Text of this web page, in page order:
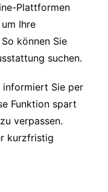
Plattformen
Ihre
können Sie
suchen.
informiert Sie per
Funktion spart
verpassen.
kurzfristig